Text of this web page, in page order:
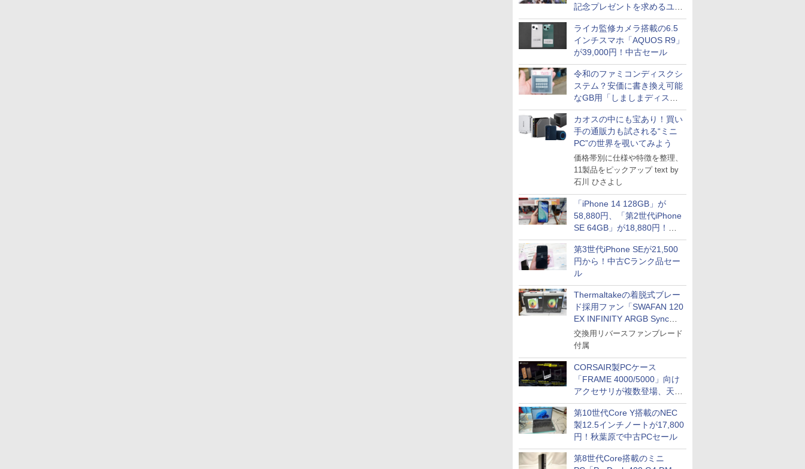
記念プレゼントを求めるユー
ザーが押し寄せ長蛇の列に
ライカ監修カメラ搭載の6.5
インチスマホ「AQUOS R9」
が39,000円！中古セール
令和のファミコンディスクシ
ステム？安価に書き換え可能
なGB用「しましまディスク
システム」
カオスの中にも宝あり！買い
手の通販力も試される“ミニ
PC”の世界を覗いてみよう
価格帯別に仕様や特徴を整理、
11製品をピックアップ text by
石川 ひさよし
「iPhone 14 128GB」が
58,880円、「第2世代iPhone
SE 64GB」が18,880円！中
古Bランク品セール
第3世代iPhone SEが21,500
円から！中古Cランク品セー
ル
Thermaltakeの着脱式ブレー
ド採用ファン「SWAFAN 120
EX INFINITY ARGB Sync」
に単品パッケージ
交換用リバースファンブレード
付属
CORSAIR製PCケース
「FRAME 4000/5000」向け
アクセサリが複数登場、天然
木製パネルや背面コネクタ対
応トレイなど
第10世代Core Y搭載のNEC
製12.5インチノートが17,800
円！秋葉原で中古PCセール
第8世代Core搭載のミニ